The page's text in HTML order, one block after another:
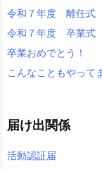
令和７年度 離任式
令和７年度 卒業式
卒業おめでとう！
こんなこともやって
届け出関係
活動認証届